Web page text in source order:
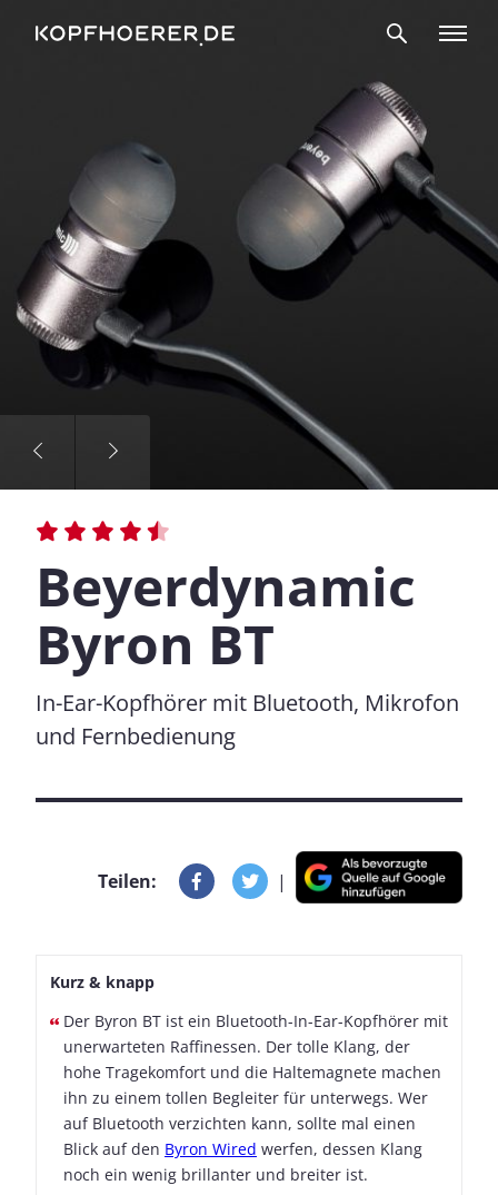
Beyerdynamic
Byron BT
In-Ear-Kopfhörer mit Bluetooth, Mikrofon
und Fernbedienung
Teilen: |
Kurz & knapp
Der Byron BT ist ein Bluetooth-In-Ear-Kopfhörer mit
unerwarteten Raffinessen. Der tolle Klang, der
hohe Tragekomfort und die Haltemagnete machen
ihn zu einem tollen Begleiter für unterwegs. Wer
auf Bluetooth verzichten kann, sollte mal einen
Blick auf den Byron Wired werfen, dessen Klang
noch ein wenig brillanter und breiter ist.